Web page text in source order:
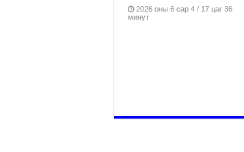
2026 оны 6 сар 4 / 17 цаг 36
минут